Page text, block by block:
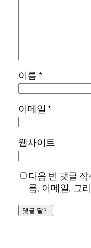
이름*
이메일 *
웹사이트
다음 번 댓글
름, 이메일, 그